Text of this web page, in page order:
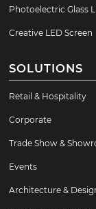
Photoelectric Glass
Creative LED Screen
SOLUTIONS
Retail & Hospitality
Corporate
Trade Show &
Events
Architecture &